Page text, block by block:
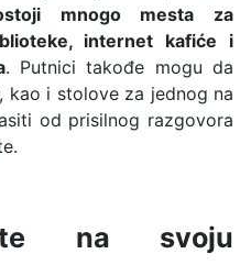
mnogo mesta za
internet kafiće i
. Putnici takođe mogu da
kao i stolove za jednog na
od prisilnog razgovora
na svoju